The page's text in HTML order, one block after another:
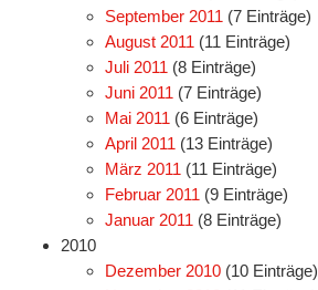
September 2011 (7 Einträge)
August 2011 (11 Einträge)
Juli 2011 (8 Einträge)
Juni 2011 (7 Einträge)
Mai 2011 (6 Einträge)
April 2011 (13 Einträge)
März 2011 (11 Einträge)
Februar 2011 (9 Einträge)
Januar 2011 (8 Einträge)
2010
Dezember 2010 (10 Einträge)